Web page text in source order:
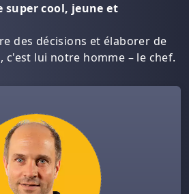
super cool, jeune et
des décisions et élaborer de
c'est lui notre homme – le chef.